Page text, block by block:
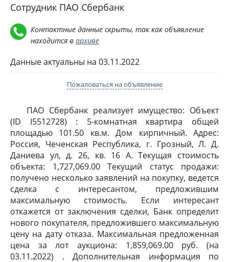
Сотрудник ПАО Сбербанк
Контактные данные скрыты, так как объявление
находится в архиве
Данные актуальны на 03.11.2022
Пожаловаться на объявление
ПАО Сбербанк реализует имущество: Объект
(ID I5512728) : 5-комнатная квартира общей
площадью 101.50 кв.м. Дом кирпичный. Адрес:
Россия, Чеченская Республика, г. Грозный, Л. Д.
Даниева ул, д. 26, кв. 16 А. Текущая стоимость
объекта: 1,727,069.00 Текущий статус продажи:
получено несколько заявлений на покупку, ведется
сделка с интересантом, предложившим
максимальную стоимость. Если интересант
откажется от заключения сделки, Банк определит
нового покупателя, предложившего максимальную
цену на дату отказа. Максимальная предложенная
цена за лот аукциона: 1,859,069.00 руб. (на
03.11.2022) . Дополнительная информация по